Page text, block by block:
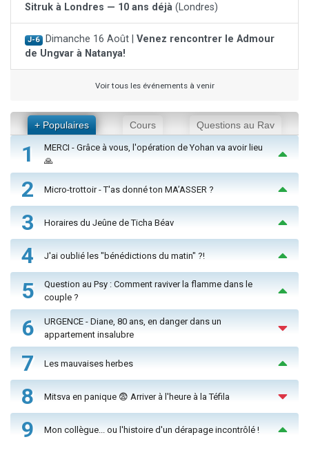
Sitruk à Londres — 10 ans déjà (Londres)
J-6 Dimanche 16 Août | Venez rencontrer le Admour
de Ungvar à Natanya!
Voir tous les événements à venir
+ Populaires Cours Questions au Rav
1
MERCI - Grâce à vous, l'opération de Yohan va avoir lieu
🙏
2 Micro-trottoir - T'as donné ton MA’ASSER ?
3 Horaires du Jeûne de Ticha Béav
4 J'ai oublié les "bénédictions du matin" ?!
5
Question au Psy : Comment raviver la flamme dans le
couple ?
6
URGENCE - Diane, 80 ans, en danger dans un
appartement insalubre
7 Les mauvaises herbes
8 Mitsva en panique 😨 Arriver à l'heure à la Téfila
9 Mon collègue... ou l'histoire d'un dérapage incontrôlé !